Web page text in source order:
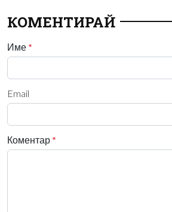
КОМЕНТИРАЙ
Име *
Email
Коментар *